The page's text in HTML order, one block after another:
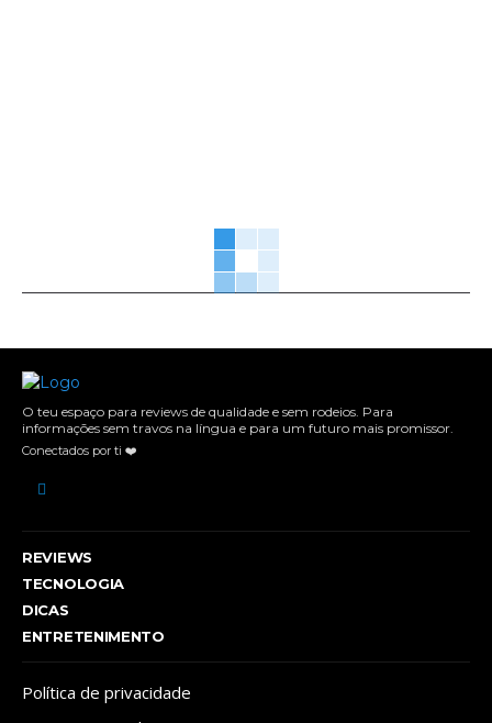
O teu espaço para reviews de qualidade e sem rodeios. Para
informações sem travos na língua e para um futuro mais promissor.
Conectados por ti ❤️
REVIEWS
TECNOLOGIA
DICAS
ENTRETENIMENTO
Política de privacidade